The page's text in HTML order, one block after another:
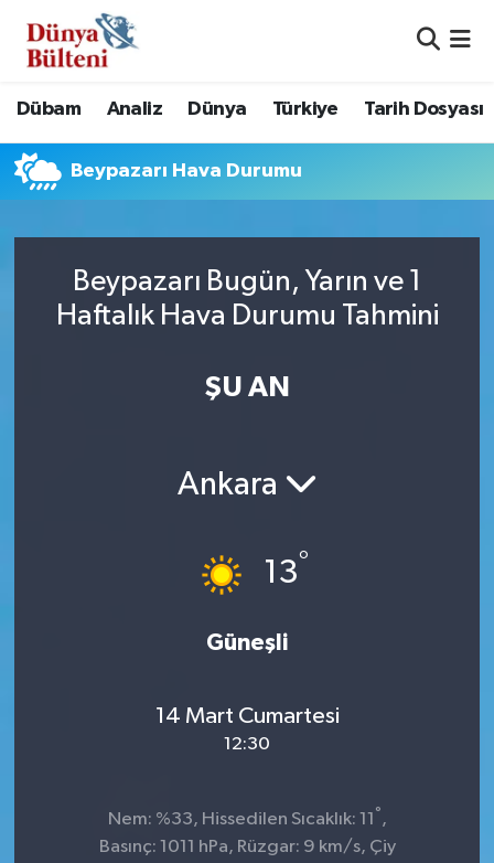
Dübam Analiz Dünya Türkiye Tarih Dosyası
Beypazarı Hava Durumu
Beypazarı Bugün, Yarın ve 1
Haftalık Hava Durumu Tahmini
ŞU AN
Ankara
13°
Güneşli
14 Mart Cumartesi
12:30
Nem: %33, Hissedilen Sıcaklık: 11 ° ,
Basınç: 1011 hPa, Rüzgar: 9 km/s, Çiy
Hava Durumu
Namaz Vakitleri
Süper Lig Puan Durumu ve Fikstür